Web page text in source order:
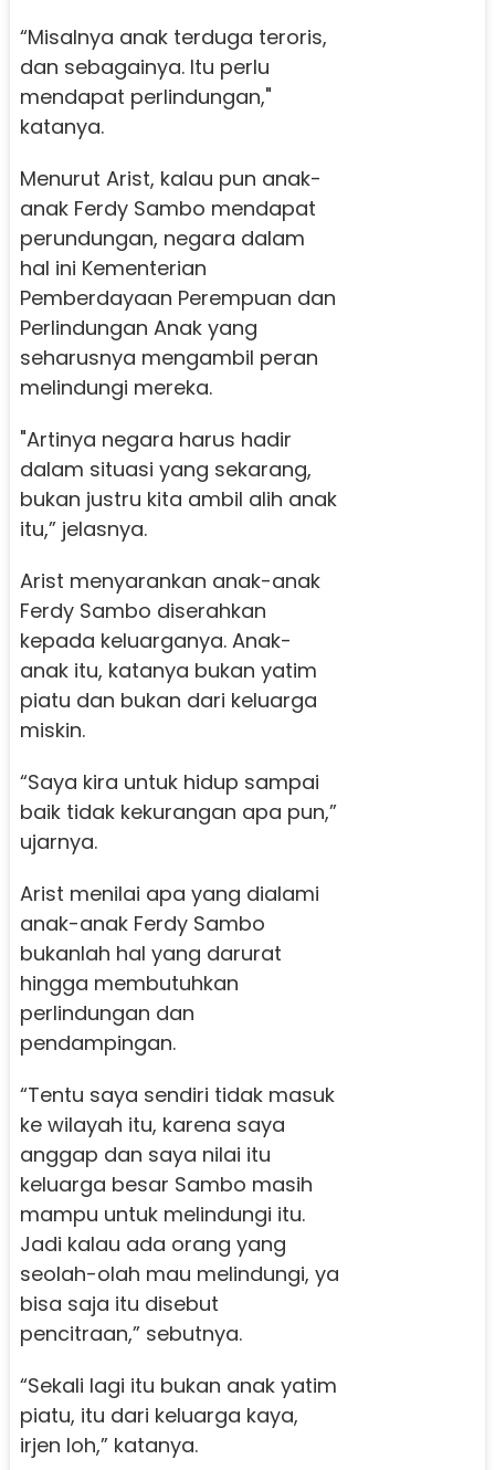
“Misalnya anak terduga teroris,
dan sebagainya. Itu perlu
mendapat perlindungan,"
katanya.
Menurut Arist, kalau pun anak-
anak Ferdy Sambo mendapat
perundungan, negara dalam
hal ini Kementerian
Pemberdayaan Perempuan dan
Perlindungan Anak yang
seharusnya mengambil peran
melindungi mereka.
"Artinya negara harus hadir
dalam situasi yang sekarang,
bukan justru kita ambil alih anak
itu,” jelasnya.
Arist menyarankan anak-anak
Ferdy Sambo diserahkan
kepada keluarganya. Anak-
anak itu, katanya bukan yatim
piatu dan bukan dari keluarga
miskin.
“Saya kira untuk hidup sampai
baik tidak kekurangan apa pun,”
ujarnya.
Arist menilai apa yang dialami
anak-anak Ferdy Sambo
bukanlah hal yang darurat
hingga membutuhkan
perlindungan dan
pendampingan.
“Tentu saya sendiri tidak masuk
ke wilayah itu, karena saya
anggap dan saya nilai itu
keluarga besar Sambo masih
mampu untuk melindungi itu.
Jadi kalau ada orang yang
seolah-olah mau melindungi, ya
bisa saja itu disebut
pencitraan,” sebutnya.
“Sekali lagi itu bukan anak yatim
piatu, itu dari keluarga kaya,
irjen loh,” katanya.